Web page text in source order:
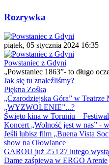
Rozrywka
piątek, 05 stycznia 2024 16:35
Powstaniec z Gdyni
„Powstaniec 1863”- to długo
Jak się tu znaleźliśmy?
Piękna Zośka
„Czarodziejska Góra” w
„WYZWOLENIE”...?
Święto kina w Toruniu –
Koncert „Wolność jest w nas” -
Jeśli lubisz film „Buena Vista
show na Ołowiance
GAROU już 25 i 27 lutego
Dame zaśpiewa w ERGO Arenie